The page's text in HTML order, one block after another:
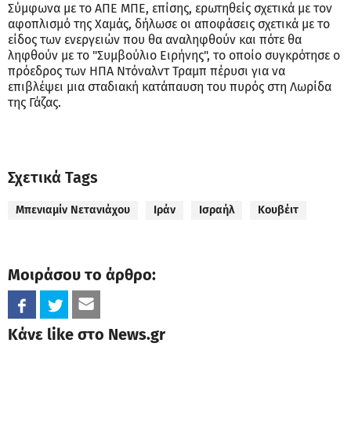
Σύμφωνα με το ΑΠΕ ΜΠΕ, επίσης, ερωτηθείς σχετικά με τον
αφοπλισμό της Χαμάς, δήλωσε οι αποφάσεις σχετικά με το
είδος των ενεργειών που θα αναληφθούν και πότε θα
ληφθούν με το "Συμβούλιο Ειρήνης", το οποίο συγκρότησε ο
πρόεδρος των ΗΠΑ Ντόναλντ Τραμπ πέρυσι για να
επιβλέψει μια σταδιακή κατάπαυση του πυρός στη Λωρίδα
της Γάζας.
Σχετικά Tags
Μπενιαμίν Νετανιάχου Ιράν Ισραήλ Κουβέιτ
Μοιράσου το άρθρο:
Κάνε like στο News.gr